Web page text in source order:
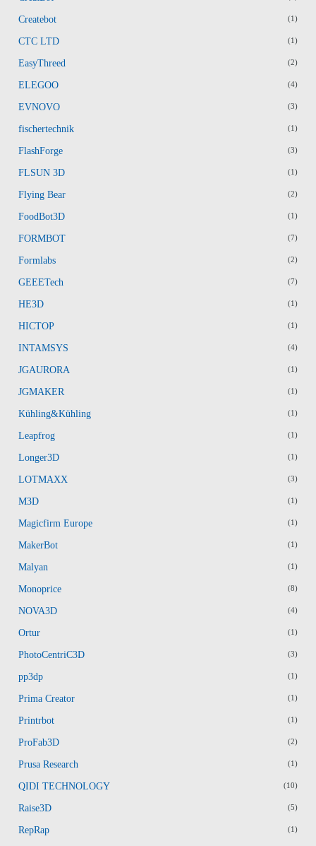
Createbot (1)
CTC LTD (1)
EasyThreed (2)
ELEGOO (4)
EVNOVO (3)
fischertechnik (1)
FlashForge (3)
FLSUN 3D (1)
Flying Bear (2)
FoodBot3D (1)
FORMBOT (7)
Formlabs (2)
GEEETech (7)
HE3D (1)
HICTOP (1)
INTAMSYS (4)
JGAURORA (1)
JGMAKER (1)
Kühling&Kühling (1)
Leapfrog (1)
Longer3D (1)
LOTMAXX (3)
M3D (1)
Magicfirm Europe (1)
MakerBot (1)
Malyan (1)
Monoprice (8)
NOVA3D (4)
Ortur (1)
PhotoCentriC3D (3)
pp3dp (1)
Prima Creator (1)
Printrbot (1)
ProFab3D (2)
Prusa Research (1)
QIDI TECHNOLOGY (10)
Raise3D (5)
RepRap (1)